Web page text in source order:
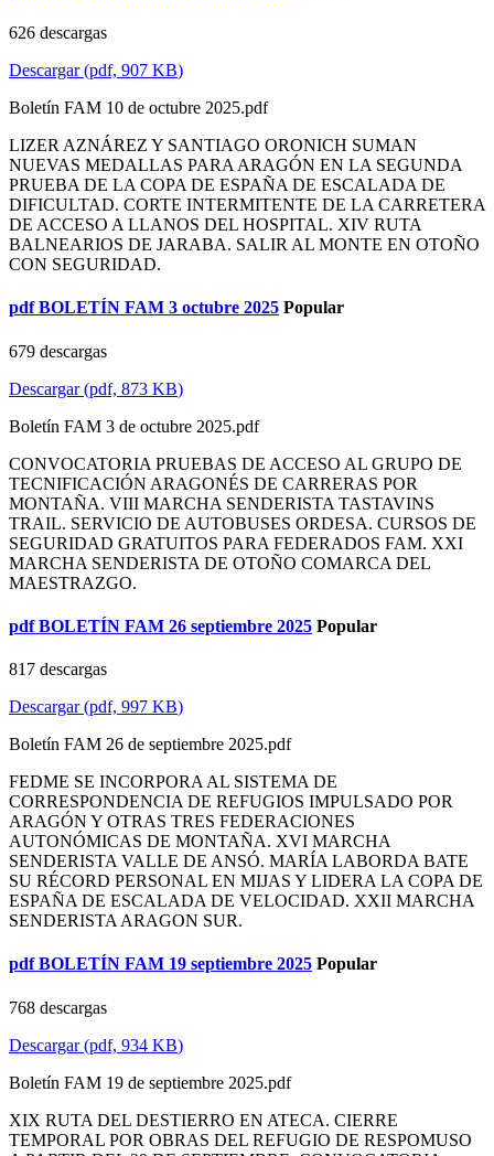
626 descargas
Descargar(pdf, 907 KB)
Boletín FAM 10 de octubre 2025.pdf
LIZER AZNÁREZ Y SANTIAGO ORONICH SUMAN
NUEVAS MEDALLAS PARA ARAGÓN EN LA SEGUNDA
PRUEBA DE LA COPA DE ESPAÑA DE ESCALADA DE
DIFICULTAD. CORTE INTERMITENTE DE LA CARRETERA
DE ACCESO A LLANOS DEL HOSPITAL. XIV RUTA
BALNEARIOS DE JARABA. SALIR AL MONTE EN OTOÑO
CON SEGURIDAD.
pdf BOLETÍN FAM 3 octubre 2025 Popular
679 descargas
Descargar(pdf, 873 KB)
Boletín FAM 3 de octubre 2025.pdf
CONVOCATORIA PRUEBAS DE ACCESO AL GRUPO DE
TECNIFICACIÓN ARAGONÉS DE CARRERAS POR
MONTAÑA. VIII MARCHA SENDERISTA TASTAVINS
TRAIL. SERVICIO DE AUTOBUSES ORDESA. CURSOS DE
SEGURIDAD GRATUITOS PARA FEDERADOS FAM. XXI
MARCHA SENDERISTA DE OTOÑO COMARCA DEL
MAESTRAZGO.
pdf BOLETÍN FAM 26 septiembre 2025 Popular
817 descargas
Descargar(pdf, 997 KB)
Boletín FAM 26 de septiembre 2025.pdf
FEDME SE INCORPORA AL SISTEMA DE
CORRESPONDENCIA DE REFUGIOS IMPULSADO POR
ARAGÓN Y OTRAS TRES FEDERACIONES
AUTONÓMICAS DE MONTAÑA. XVI MARCHA
SENDERISTA VALLE DE ANSÓ. MARÍA LABORDA BATE
SU RÉCORD PERSONAL EN MIJAS Y LIDERA LA COPA DE
ESPAÑA DE ESCALADA DE VELOCIDAD. XXII MARCHA
SENDERISTA ARAGON SUR.
pdf BOLETÍN FAM 19 septiembre 2025 Popular
768 descargas
Descargar(pdf, 934 KB)
Boletín FAM 19 de septiembre 2025.pdf
XIX RUTA DEL DESTIERRO EN ATECA. CIERRE
TEMPORAL POR OBRAS DEL REFUGIO DE RESPOMUSO